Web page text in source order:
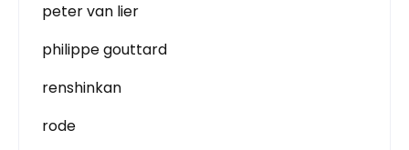
peter van lier
philippe gouttard
renshinkan
rode